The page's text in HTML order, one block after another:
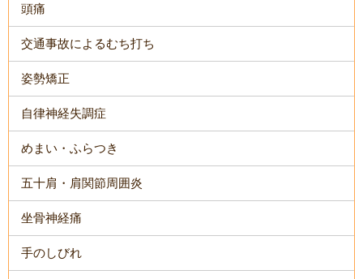
頭痛
交通事故によるむち打ち
姿勢矯正
自律神経失調症
めまい・ふらつき
五十肩・肩関節周囲炎
坐骨神経痛
手のしびれ